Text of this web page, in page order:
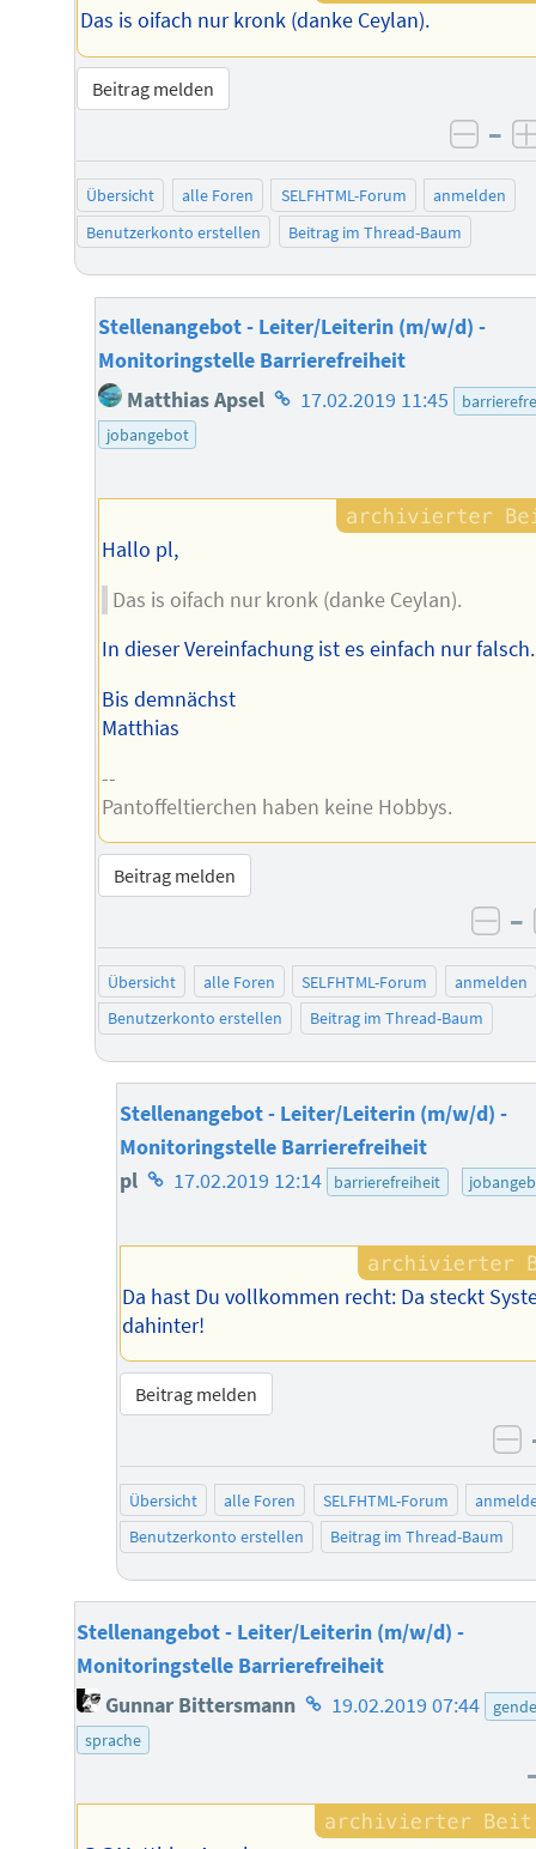
Das is oifach nur kronk (danke Ceylan).
Beitrag melden
–
Übersicht alle Foren SELFHTML-Forum
anmelden
Benutzerkonto erstellen
Beitrag im Thread-Baum
Stellenangebot - Leiter/Leiterin (m/w/d) -
Monitoringstelle Barrierefreiheit
Matthias Apsel Homepage
17.02.2019 11:45
jobangebot
Hallo pl,
Das is oifach nur kronk (danke Ceylan).
In dieser Vereinfachung ist es einfach nur falsch.
Bis demnächst
Matthias
--
Pantoffeltierchen haben keine Hobbys.
Beitrag melden
–
Übersicht alle Foren SELFHTML-Forum
anmelden
Benutzerkonto erstellen
Beitrag im Thread-Baum
Stellenangebot - Leiter/Leiterin (m/w/d) -
Monitoringstelle Barrierefreiheit
pl Homepage
Autors
17.02.2019 12:14 barrierefreiheit
Da hast Du vollkommen recht: Da steckt
dahinter!
Beitrag melden
Übersicht alle Foren SELFHTML-Forum
Benutzerkonto erstellen
Beitrag im Thread-Baum
Stellenangebot - Leiter/Leiterin (m/w/d) -
Monitoringstelle Barrierefreiheit
Gunnar Bittersmann Homepage
19.02.2019 07:44
sprache